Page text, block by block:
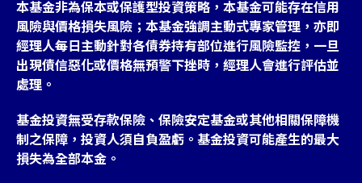
本基金非為保本或保護型投資策略，本基金可能存在信用
風險與價格損失風險；本基金強調主動式專家管理，亦即
經理人每日主動針對各債券持有部位進行風險監控，一旦
出現債信惡化或價格無預警下挫時，經理人會進行評估並
處理。
基金投資無受存款保險、保險安定基金或其他相關保障機
制之保障，投資人須自負盈虧。基金投資可能產生的最大
損失為全部本金。